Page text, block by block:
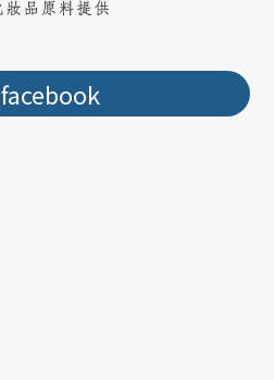
facebook